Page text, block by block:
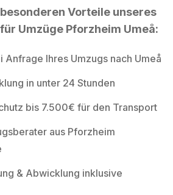
Vorteile unseres
Umzüge Pforzheim Umeå:
Anfrage Ihres Umzugs nach Umeå
in unter 24 Stunden
bis 7.500€ für den Transport
aus Pforzheim
& Abwicklung inklusive